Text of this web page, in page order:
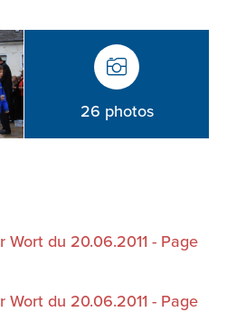
26 photos
du 20.06.2011 - Page
du 20.06.2011 - Page